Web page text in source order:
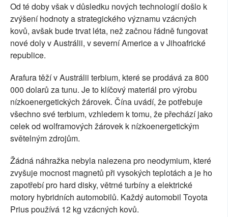
Od té doby však v důsledku nových technologií došlo k
zvýšení hodnoty a strategického významu vzácných
kovů, avšak bude trvat léta, než začnou řádně fungovat
nové doly v Austrálii, v severní Americe a v Jihoafrické
republice.
Arafura těží v Austrálii terbium, které se prodává za 800
000 dolarů za tunu. Je to klíčový materiál pro výrobu
nízkoenergetických žárovek. Čína uvádí, že potřebuje
všechno své terbium, vzhledem k tomu, že přechází jako
celek od wolframových žárovek k nízkoenergetickým
světelným zdrojům.
Žádná náhražka nebyla nalezena pro neodymium, které
zvyšuje mocnost magnetů při vysokých teplotách a je ho
zapotřebí pro hard disky, větrné turbíny a elektrické
motory hybridních automobilů. Každý automobil Toyota
Prius používá 12 kg vzácných kovů.